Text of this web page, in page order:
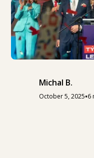
Michal B.
October 5, 2025•6